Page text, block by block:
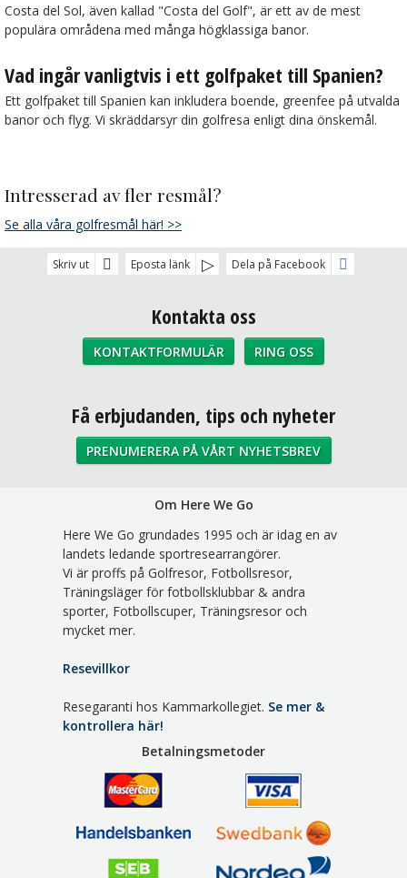
Costa del Sol, även kallad "Costa del Golf", är ett av de mest
populära områdena med många högklassiga banor.
Vad ingår vanligtvis i ett golfpaket till Spanien?
Ett golfpaket till Spanien kan inkludera boende, greenfee på utvalda
banor och flyg. Vi skräddarsyr din golfresa enligt dina önskemål.
Intresserad av fler resmål?
Se alla våra golfresmål här! >>
Skriv ut Eposta länk Dela på Facebook
Kontakta oss
KONTAKTFORMULÄR RING OSS
Sociala medier
Få erbjudanden, tips och nyheter
PRENUMERERA PÅ VÅRT NYHETSBREV
Om Here We Go
Here We Go grundades 1995 och är idag en av
landets ledande sportresearrangörer.
Vi är proffs på Golfresor, Fotbollsresor,
Träningsläger för fotbollsklubbar & andra
sporter, Fotbollscuper, Träningsresor och
mycket mer.
Resevillkor
Resegaranti hos Kammarkollegiet. Se mer &
kontrollera här!
Betalningsmetoder